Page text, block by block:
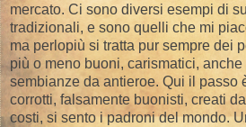
mercato. Ci sono diversi esempi di
tradizionali, e sono quelli che mi
ma perlopiù si tratta pur sempre dei
più o meno buoni, carismatici,
sembianze da antieroe. Qui il passo
corrotti, falsamente buonisti, creati
costi, si sento i padroni del mondo.